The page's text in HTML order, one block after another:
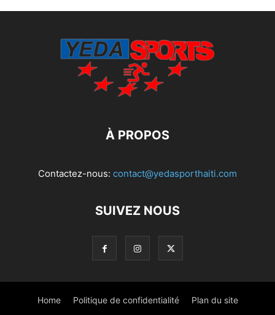
À PROPOS
Contactez-nous: contact@yedasporthaiti.com
SUIVEZ NOUS
Home Politique de confidentialité Plan du site